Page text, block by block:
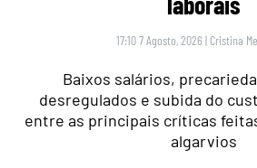
17:10 7 Agosto, 2026 | Cristina
Baixos salários,
desregulados e subida do
entre as principais críticas
algarvios